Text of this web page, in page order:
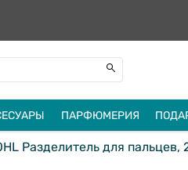
ПАРФЮМЕРИЯ
Разделитель для пальцев,